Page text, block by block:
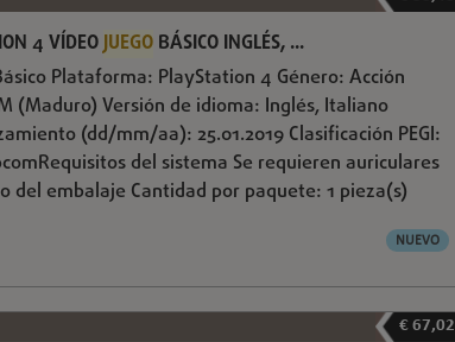
4 VÍDEOJUEGO BÁSICO INGLÉS, ...
Plataforma: PlayStation 4 Género: Acción
(Maduro) Versión de idioma: Inglés, Italiano
(dd/mm/aa): 25.01.2019 Clasificación PEGI:
del sistema Se requieren auriculares
del embalaje Cantidad por paquete: 1 pieza(s)
NUEVO
€ 67,02